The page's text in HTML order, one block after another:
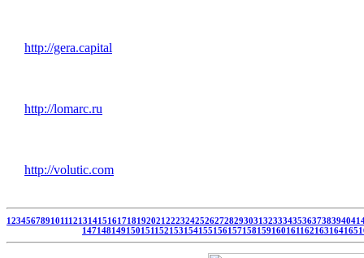
http://gera.capital
http://lomarc.ru
http://volutic.com
1234567891011121314151617181920212223242526272829303132333435363738394041
147148149150151152153154155156157158159160161162163164165